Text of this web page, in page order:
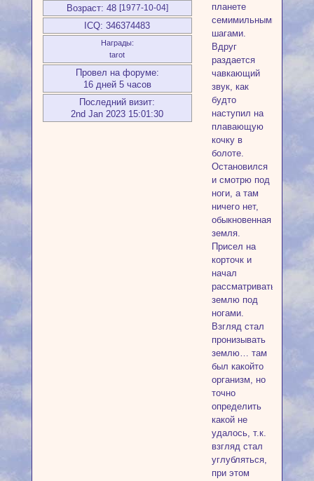
Возраст: 48 [1977-10-04]
ICQ: 346374483
Награды:
tarot
Провел на форуме:
16 дней 5 часов
Последний визит:
2nd Jan 2023 15:01:30
планете
семимильными
шагами.
Вдруг
раздается
чавкающий
звук, как
будто
наступил на
плавающую
кочку в
болоте.
Остановился
и смотрю под
ноги, а там
ничего нет,
обыкновенная
земля.
Присел на
корточк и
начал
рассматривать
землю под
ногами.
Взгляд стал
пронизывать
землю… там
был какойто
организм, но
точно
определить
какой не
удалось, т.к.
взгляд стал
углубляться,
при этом